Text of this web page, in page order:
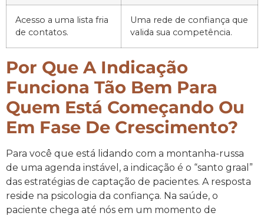
Acesso a uma lista fria
de contatos.
Uma rede de confiança que
valida sua competência.
Por Que A Indicação
Funciona Tão Bem Para
Quem Está Começando Ou
Em Fase De Crescimento?
Para você que está lidando com a montanha-russa
de uma agenda instável, a indicação é o “santo graal”
das estratégias de captação de pacientes. A resposta
reside na psicologia da confiança. Na saúde, o
paciente chega até nós em um momento de